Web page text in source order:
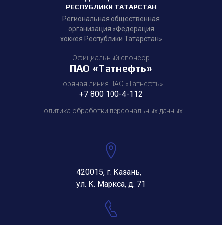
РЕСПУБЛИКИ ТАТАРСТАН
Региональная общественная
организация «Федерация
хоккея Республики Татарстан»
Официальный спонсор
ПАО «Татнефть»
Горячая линия ПАО «Татнефть»
+7 800 100-4-112
Политика обработки персональных данных
420015, г. Казань,
ул. К. Маркса, д. 71